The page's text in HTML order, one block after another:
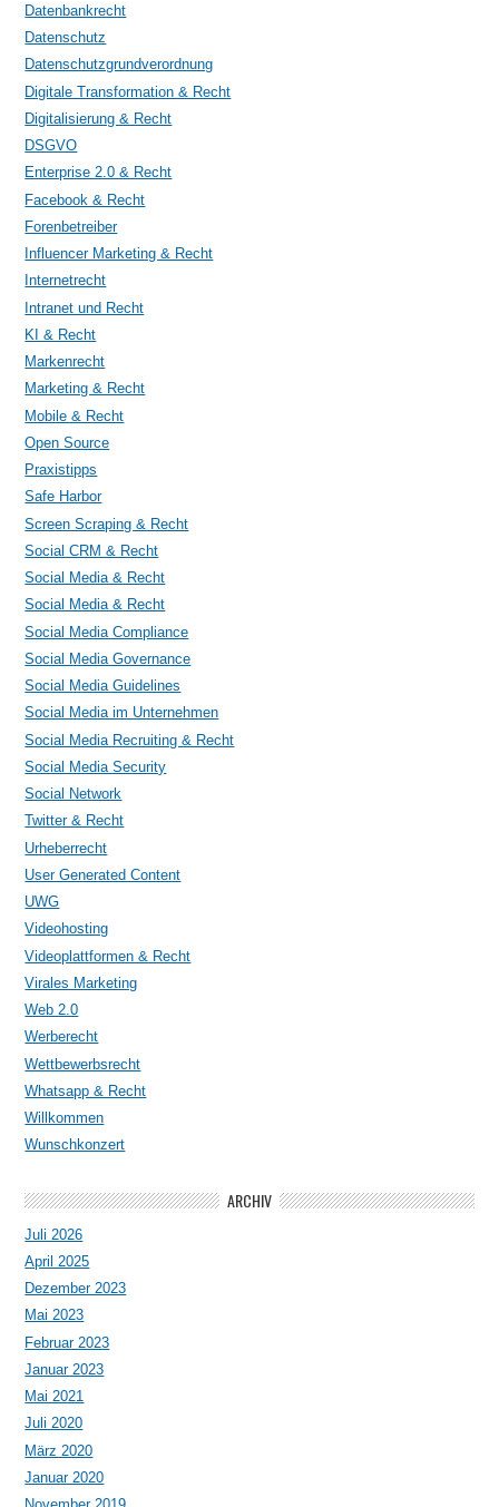
Datenbankrecht
Datenschutz
Datenschutzgrundverordnung
Digitale Transformation & Recht
Digitalisierung & Recht
DSGVO
Enterprise 2.0 & Recht
Facebook & Recht
Forenbetreiber
Influencer Marketing & Recht
Internetrecht
Intranet und Recht
KI & Recht
Markenrecht
Marketing & Recht
Mobile & Recht
Open Source
Praxistipps
Safe Harbor
Screen Scraping & Recht
Social CRM & Recht
Social Media & Recht
Social Media & Recht
Social Media Compliance
Social Media Governance
Social Media Guidelines
Social Media im Unternehmen
Social Media Recruiting & Recht
Social Media Security
Social Network
Twitter & Recht
Urheberrecht
User Generated Content
UWG
Videohosting
Videoplattformen & Recht
Virales Marketing
Web 2.0
Werberecht
Wettbewerbsrecht
Whatsapp & Recht
Willkommen
Wunschkonzert
ARCHIV
Juli 2026
April 2025
Dezember 2023
Mai 2023
Februar 2023
Januar 2023
Mai 2021
Juli 2020
März 2020
Januar 2020